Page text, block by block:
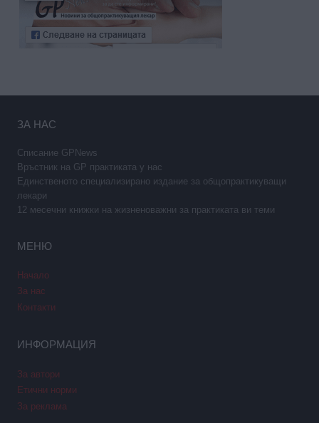
ЗА НАС
Списание GPNews
Връстник на GP практиката у нас
Единственото специализирано издание за общопрактикуващи
лекари
12 месечни книжки на жизненоважни за практиката ви теми
МЕНЮ
Начало
За нас
Контакти
ИНФОРМАЦИЯ
За автори
Етични норми
За реклама